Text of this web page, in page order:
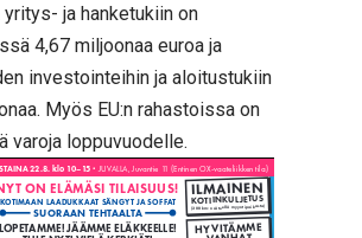
ja hanketukiin on
4,67 miljoonaa euroa ja
investointeihin ja aloitustukiin
Myös EU:n rahastoissa on
varoja loppuvuodelle.